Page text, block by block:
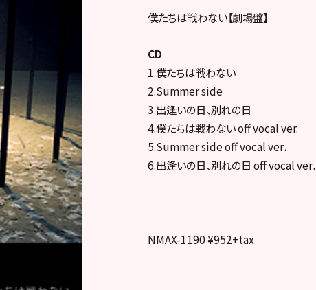
僕たちは戦わない【劇場盤】
CD
1.僕たちは戦わない
2.Summer side
3.出逢いの日、別れの日
4.僕たちは戦わない off vocal ver.
5.Summer side off vocal ver．
6.出逢いの日、別れの日 off vocal ver．
NMAX-1190 ¥952+tax